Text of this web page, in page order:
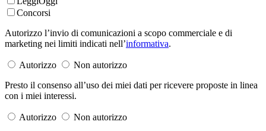
Concorsi
Autorizzo l’invio di comunicazioni a scopo commerciale e di
marketing nei limiti indicati nell’informativa.
Autorizzo
Non autorizzo
Presto il consenso all’uso dei miei dati per ricevere proposte in linea
con i miei interessi.
Autorizzo
Non autorizzo